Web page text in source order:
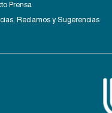
Prensa
Reclamos y Sugerencias